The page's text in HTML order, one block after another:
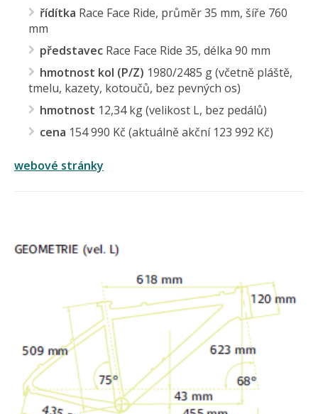
řídítka Race Face Ride, průměr 35 mm, šíře 760
mm
představec Race Face Ride 35, délka 90 mm
hmotnost kol (P/Z) 1980/2485 g (včetně pláště,
tmelu, kazety, kotoučů, bez pevných os)
hmotnost 12,34 kg (velikost L, bez pedálů)
cena 154 990 Kč (aktuálně akční 123 992 Kč)
webové stránky